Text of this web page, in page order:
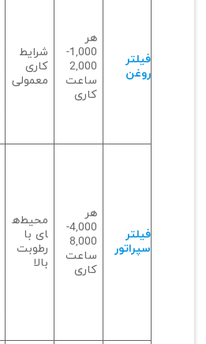
فیلتر
روغن
هر
1,000-
2,000
ساعت
کاری
شرایط
کاری
معمولی
فیلتر
سپراتور
هر
4,000-
8,000
ساعت
کاری
محیط‌ه
ای با
رطوبت
بالا